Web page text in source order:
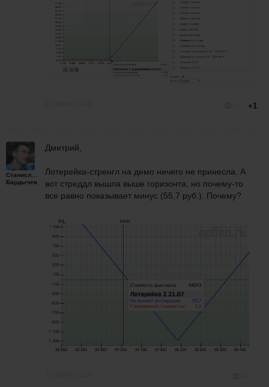
+1
Станислав
Бардычев
Дмитрий,
Лотерейка-стренгл на демо ничего не принесла. А
вот стреддл вышла выше горизонта, но почему-то
все равно показывает минус (55,7 руб.). Почему?